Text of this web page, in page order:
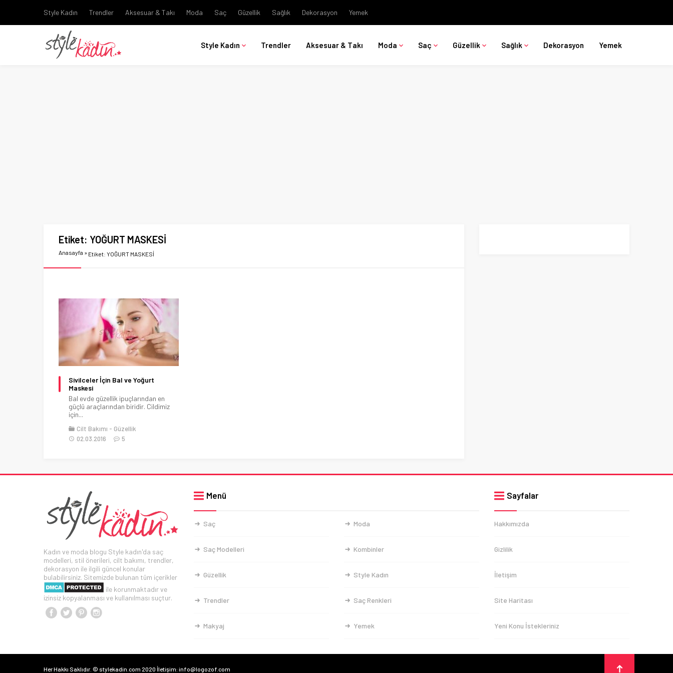
Style Kadın Trendler Aksesuar & Takı Moda Saç Güzellik Sağlık Dekorasyon Yemek
Style Kadın Trendler Aksesuar & Takı Moda Saç Güzellik Sağlık Dekorasyon Yemek
Etiket: YOĞURT MASKESİ
Anasayfa » Etiket: YOĞURT MASKESİ
Sivilceler İçin Bal ve Yoğurt
Maskesi
Bal evde güzellik ipuçlarından en
güçlü araçlarından biridir. Cildimiz
için...
Cilt Bakımı
Güzellik
02.03.2016
5
Kadın ve moda blogu Style kadın'da saç
modelleri, stil önerileri, cilt bakımı, trendler,
dekorasyon ile ilgili güncel konular
bulabilirsiniz. Sitemizde bulunan tüm içerikler
ile korunmaktadır ve
izinsiz kopyalanması ve kullanılması suçtur.
Menü
Saç Moda
Saç Modelleri Kombinler
Güzellik Style Kadın
Trendler Saç Renkleri
Makyaj Yemek
Sayfalar
Hakkımızda
Gizlilik
İletişim
Site Haritası
Yeni Konu İstekleriniz
Her Hakkı Saklıdır. © stylekadin.com 2020 İletişim: info@logozof.com